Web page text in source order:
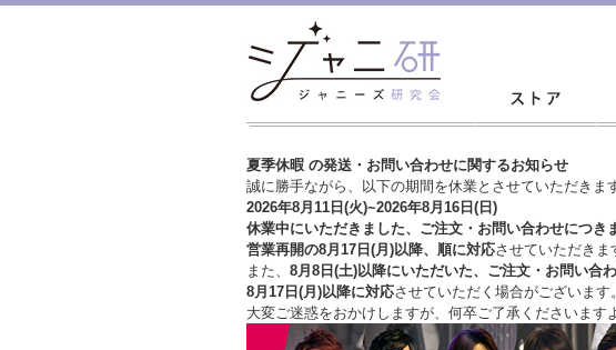
夏季休暇 の発送・お問い合わせに関するお知らせ
誠に勝手ながら、以下の期間を休業とさせていただきま
2026年8月11日(火)~2026年8月16日(日)
休業中にいただきました、ご注文・お問い合わせにつき
営業再開の8月17日(月)以降、順に対応させていただきま
また、 8月8日(土)以降にいただいた、ご注文・ お問い合
8月17日(月)以降に対応させていただく場合がございます。
大変ご迷惑をおかけしますが、 何卒ご了承くださいます